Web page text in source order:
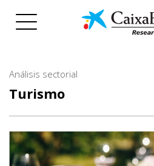
Análisis sectorial
Turismo